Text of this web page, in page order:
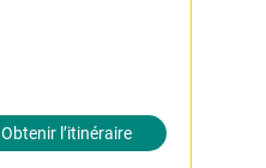
Obtenir l’itinéraire